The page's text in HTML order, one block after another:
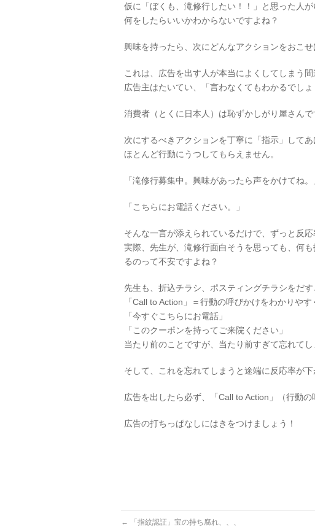
仮に「ぼくも、滝修行したい！！」と思った人が
何をしたらいいかわからないですよね？
興味を持ったら、次にどんなアクションをおこ
これは、広告を出す人が本当によくしてしまう間
広告主はたいてい、「言わなくてもわかるでしょ
消費者（とくに日本人）は恥ずかしがり屋さんで
次にするべきアクションを丁寧に「指示」してあ
ほとんど行動にうつしてもらえません。
「滝修行募集中。興味があったら声をかけてね。
「こちらにお電話ください。」
そんな一言が添えられているだけで、ずっと反応
実際、先生が、滝修行面白そうを思っても、何
るのって不安ですよね？
先生も、折込チラシ、ポスティングチラシをだす
「Call to Action」＝行動の呼びかけをわかりやす
「今すぐこちらにお電話」
「このクーポンを持ってご来院ください」
当たり前のことですが、当たり前すぎて忘れてし
そして、これを忘れてしまうと途端に反応率が下
広告を出したら必ず、「Call to Action」（行動の
広告の打ちっぱなしにはきをつけましょう！
← 「指紋認証」宝の持ち腐れ、、、